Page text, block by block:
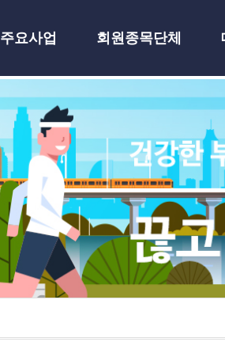
주요사업 회원종목단체